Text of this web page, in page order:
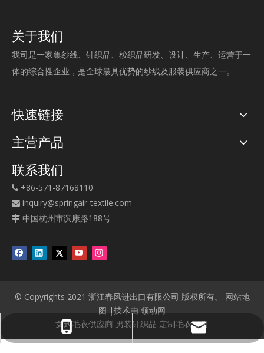
+86-571-87168110
carlye@springair-textile.com
关于我们
我司是一家集纱线、针织品、梭织品研发、设计、生产、运营于一
体的综合性企业，是全球最具优势的纱线及服装供应商之一。
快速链接
主营产品
联系我们
 +86-571-87168110
 inquiry@springair-textile.com
 中国杭州市滨康路188号
© Copyrights 2021 浙江春风进出口有限公司 版权所有。 网站地
图 |技术由 领动网
女式毛衣供应商 男装针织品 定制毛衣出售